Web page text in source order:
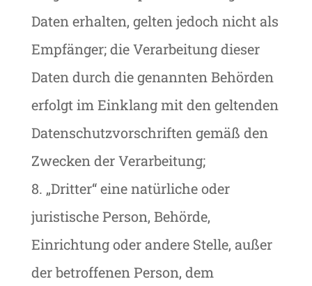
Daten erhalten, gelten jedoch nicht als
Empfänger; die Verarbeitung dieser
Daten durch die genannten Behörden
erfolgt im Einklang mit den geltenden
Datenschutzvorschriften gemäß den
Zwecken der Verarbeitung;
8. „Dritter“ eine natürliche oder
juristische Person, Behörde,
Einrichtung oder andere Stelle, außer
der betroffenen Person, dem